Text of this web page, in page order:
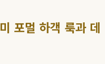
포멀 하객 룩과 데